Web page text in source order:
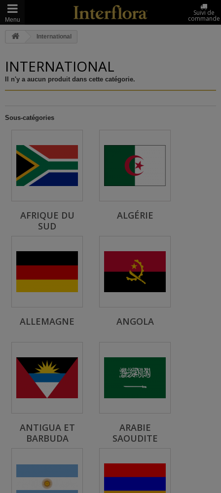
Menu
Suivi de
commande
International
INTERNATIONAL
Il n'y a aucun produit dans cette catégorie.
Sous-catégories
AFRIQUE DU
SUD
ALGÉRIE
ALLEMAGNE ANGOLA
ANTIGUA ET
BARBUDA
ARABIE
SAOUDITE